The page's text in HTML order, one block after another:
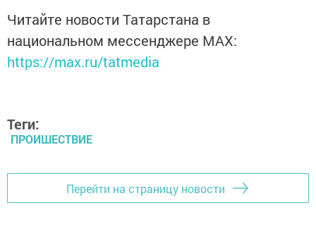
Читайте новости Татарстана в
национальном мессенджере MАХ:
https://max.ru/tatmedia
Теги:
ПРОИШЕСТВИЕ
Перейти на страницу новости